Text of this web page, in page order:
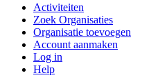
Activiteiten
Zoek Organisaties
Organisatie toevoegen
Account aanmaken
Log in
Help